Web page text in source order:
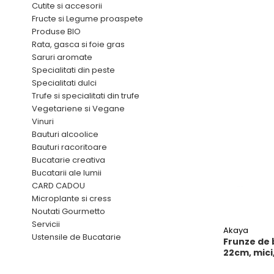
Mustar si specialitati din mustar
Alte tipuri de otet
Crema de otet balsamic si
preparate
Otet balsamic
Otet Fallot
Otet Gegenbauer
Otet Golles
Otet Weyers
Otet Wiberg Gastro
Piper
Produse de patiserie
Frisca si smantana
Strecuratoare, site, spumiere
Razatoare, peelere, feliatoare
Forme de copt
Placi de taiere
Accesorii pentru patiserie
Cafetiere
Manusi de bucatarie
Vase gatit speciale
Suporturi pentru oale
Tigai wok
Capace pentru vase de gatit
Cutite si accesorii
Fructe si Legume proaspete
Produse BIO
Rata, gasca si foie gras
Saruri aromate
Specialitati din peste
Specialitati dulci
Trufe si specialitati din trufe
Vegetariene si Vegane
Vinuri
Bauturi alcoolice
Bauturi racoritoare
Bucatarie creativa
Bucatarii ale lumii
CARD CADOU
Microplante si cress
Noutati Gourmetto
Servicii
Ustensile de Bucatarie
Akaya
Frunze de
22cm,